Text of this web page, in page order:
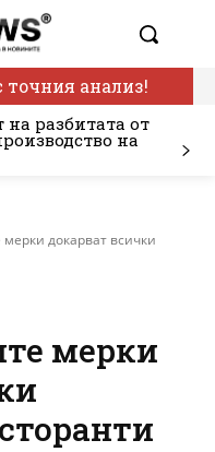
анализ!
на разбитата от
на
докарват всички
мерки